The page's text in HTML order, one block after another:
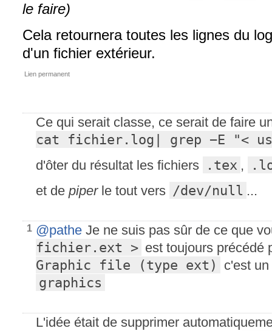
le faire)
Cela retournera toutes les lignes du
d'un fichier extérieur.
Lien permanent
Ce qui serait classe, ce serait de faire
cat fichier.log| grep −E "<
d'ôter du résultat les fichiers .tex ,
et de piperle tout vers /dev/null ...
1 @pathe Je ne suis pas sûr de ce que
fichier.ext > est toujours précédé
Graphic file (type ext) c'est
graphics
L'idée était de supprimer